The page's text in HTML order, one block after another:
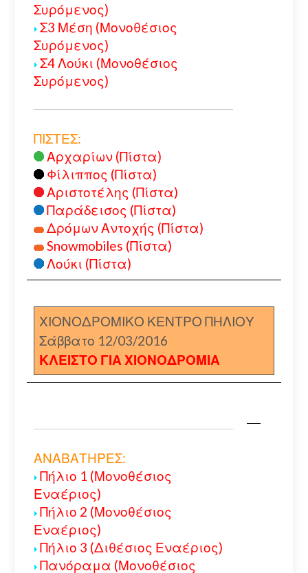
Συρόμενος)
Σ3 Μέση (Μονοθέσιος
Συρόμενος)
Σ4 Λούκι (Μονοθέσιος
Συρόμενος)
ΠΙΣΤΕΣ:
Αρχαρίων (Πίστα)
Φίλιππος (Πίστα)
Αριστοτέλης (Πίστα)
Παράδεισος (Πίστα)
Δρόμων Αντοχής (Πίστα)
Snowmobiles (Πίστα)
Λούκι (Πίστα)
ΧΙΟΝΟΔΡΟΜΙΚΟ ΚΕΝΤΡΟ ΠΗΛΙΟΥ
Σάββατο 12/03/2016
ΚΛΕΙΣΤΟ ΓΙΑ ΧΙΟΝΟΔΡΟΜΙΑ
ΑΝΑΒΑΤΗΡΕΣ:
Πήλιο 1 (Μονοθέσιος
Εναέριος)
Πήλιο 2 (Μονοθέσιος
Εναέριος)
Πήλιο 3 (Διθέσιος Εναέριος)
Πανόραμα (Μονοθέσιος